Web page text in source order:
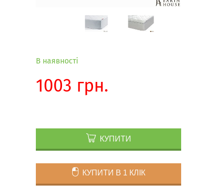
В наявності
1003 грн.
КУПИТИ
КУПИТИ В 1 КЛІК